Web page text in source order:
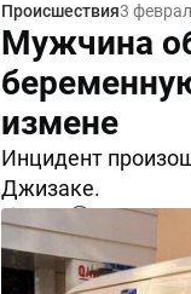
Происшествия3
Мужчина
измене
Инцидент
Джизаке.